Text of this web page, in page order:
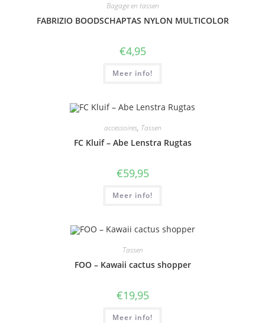
Bagage en tassen
FABRIZIO BOODSCHAPTAS NYLON MULTICOLOR
€4,95
Meer info!
accessoires, Tassen
FC Kluif – Abe Lenstra Rugtas
€59,95
Meer info!
Tassen
FOO – Kawaii cactus shopper
€19,95
Meer info!